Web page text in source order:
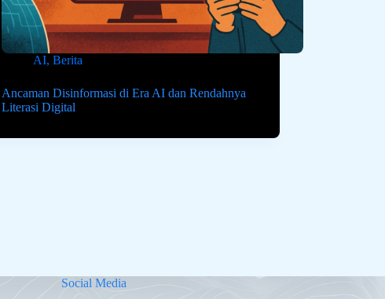
AI,Berita
Ancaman Disinformasi di Era AI dan Rendahnya
Literasi Digital
Social Media